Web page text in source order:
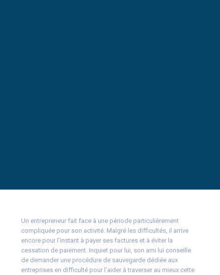
Un entrepreneur fait face à une période particulièrement
compliquée pour son activité. Malgré les difficultés, il arrive
encore pour l’instant à payer ses factures et à éviter la
cessation de paiement. Inquiet pour lui, son ami lui conseille
de demander une procédure de sauvegarde dédiée aux
entreprises en difficulté pour l’aider à traverser au mieux cette